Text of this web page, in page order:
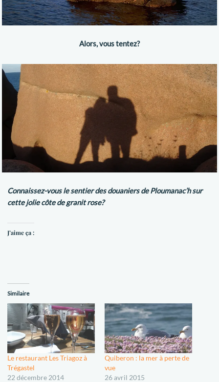
Alors, vous tentez?
Connaissez-vous le sentier des douaniers de Ploumanac’h sur
cette jolie côte de granit rose?
J’aime ça :
Similaire
Le restaurant Les Triagoz à
Trégastel
22 décembre 2014
Quiberon : la mer à perte de
vue
26 avril 2015